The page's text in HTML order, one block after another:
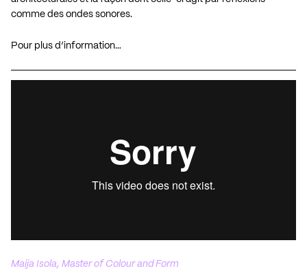
comme des ondes sonores.
Pour plus d’information…
Maija Isola, Master of Colour and Form